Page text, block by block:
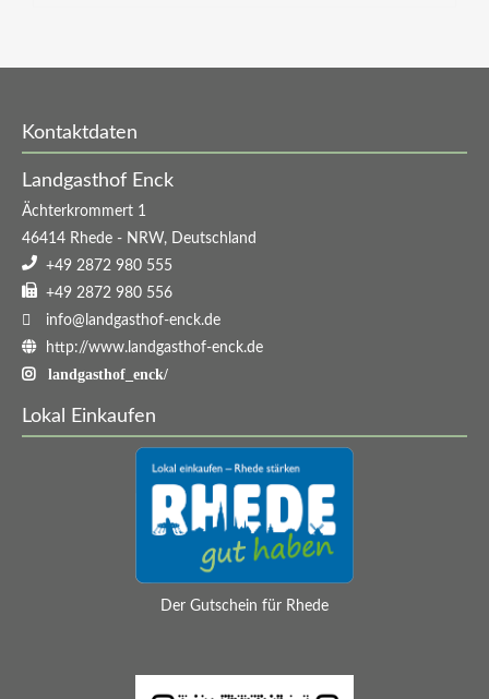
Kontaktdaten
Landgasthof Enck
Ächterkrommert 1
46414 Rhede - NRW, Deutschland
+49 2872 980 555
+49 2872 980 556
info@landgasthof-enck.de
http://www.landgasthof-enck.de
landgasthof_enck/
Lokal Einkaufen
Der Gutschein für Rhede